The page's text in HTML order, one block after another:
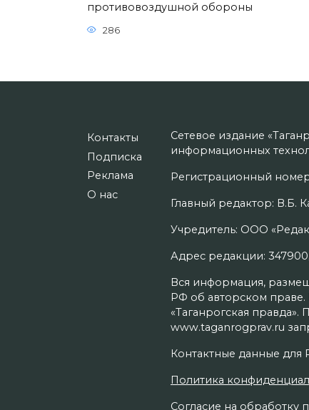
противовоздушной обороны
286
Контакты
Подписка
Реклама
О нас
Сетевое издание
информационных
Регистрационный
Главный редактор: В.Б.
Учредитель: ООО
Адрес редакции: 347900,
Вся информация,
РФ об авторском праве.
«Таганрогская
www.taganrogprav.ru
Контактные данные для
Политика
Согласие на обработку